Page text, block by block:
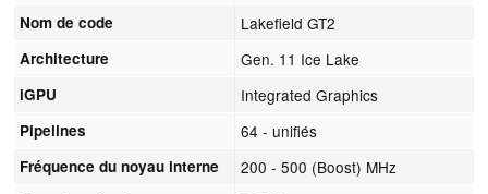
Nom de code Lakefield GT2
Architecture Gen. 11 Ice Lake
iGPU Integrated Graphics
Pipelines 64 - unifiés
Fréquence du noyau interne 200 - 500 (Boost) MHz